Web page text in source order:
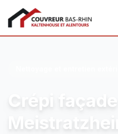
Couvreur Bas-Rhin
Crépi façade